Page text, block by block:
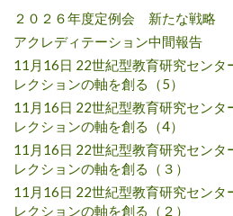
２０２６年度定例会 新たな戦略
アクレディテーション中間報告
11月16日 22世紀型教育研究センタ
レクションの軸を創る（5）
11月16日 22世紀型教育研究センタ
レクションの軸を創る（4）
11月16日 22世紀型教育研究センタ
レクションの軸を創る（３）
11月16日 22世紀型教育研究センタ
レクションの軸を創る（２）